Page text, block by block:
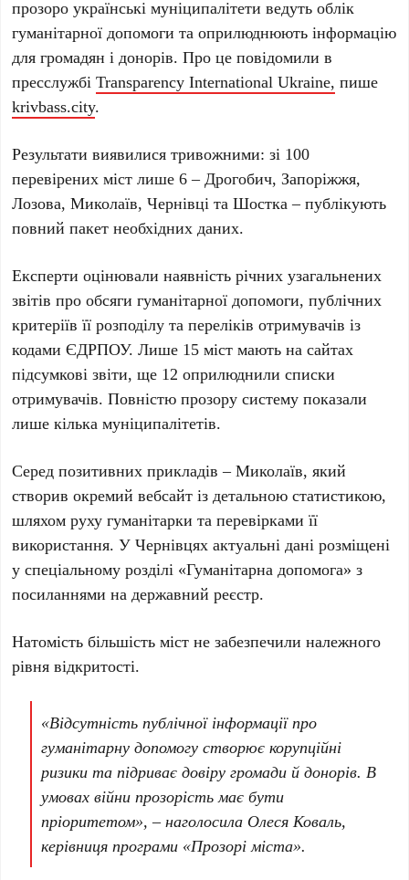
прозоро українські муніципалітети ведуть облік
гуманітарної допомоги та оприлюднюють інформацію
для громадян і донорів. Про це повідомили в
пресслужбіTransparency International Ukraine, пише
krivbass.city.
Результати виявилися тривожними: зі 100
перевірених міст лише 6 – Дрогобич, Запоріжжя,
Лозова, Миколаїв, Чернівці та Шостка – публікують
повний пакет необхідних даних.
Експерти оцінювали наявність річних узагальнених
звітів про обсяги гуманітарної допомоги, публічних
критеріїв її розподілу та переліків отримувачів із
кодами ЄДРПОУ. Лише 15 міст мають на сайтах
підсумкові звіти, ще 12 оприлюднили списки
отримувачів. Повністю прозору систему показали
лише кілька муніципалітетів.
Серед позитивних прикладів – Миколаїв, який
створив окремий вебсайт із детальною статистикою,
шляхом руху гуманітарки та перевірками її
використання. У Чернівцях актуальні дані розміщені
у спеціальному розділі «Гуманітарна допомога» з
посиланнями на державний реєстр.
Натомість більшість міст не забезпечили належного
рівня відкритості.
«Відсутність публічної інформації про
гуманітарну допомогу створює корупційні
ризики та підриває довіру громади й донорів. В
умовах війни прозорість має бути
пріоритетом»,– наголосила Олеся Коваль,
керівниця програми «Прозорі міста».